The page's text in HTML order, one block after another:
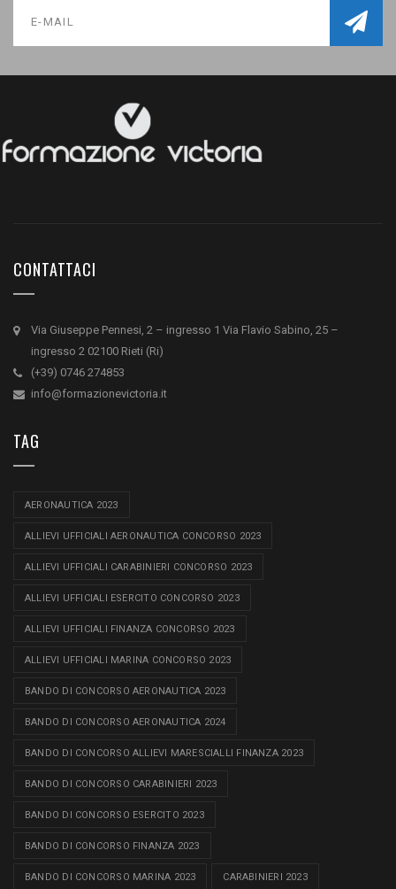
CONTATTACI
Via Giuseppe Pennesi, 2 – ingresso 1 Via Flavio Sabino, 25 –
ingresso 2 02100 Rieti (Ri)
(+39) 0746 274853
info@formazionevictoria.it
TAG
AERONAUTICA 2023
ALLIEVI UFFICIALI AERONAUTICA CONCORSO 2023
ALLIEVI UFFICIALI CARABINIERI CONCORSO 2023
ALLIEVI UFFICIALI ESERCITO CONCORSO 2023
ALLIEVI UFFICIALI FINANZA CONCORSO 2023
ALLIEVI UFFICIALI MARINA CONCORSO 2023
BANDO DI CONCORSO AERONAUTICA 2023
BANDO DI CONCORSO AERONAUTICA 2024
BANDO DI CONCORSO ALLIEVI MARESCIALLI FINANZA 2023
BANDO DI CONCORSO CARABINIERI 2023
BANDO DI CONCORSO ESERCITO 2023
BANDO DI CONCORSO FINANZA 2023
BANDO DI CONCORSO MARINA 2023 CARABINIERI 2023